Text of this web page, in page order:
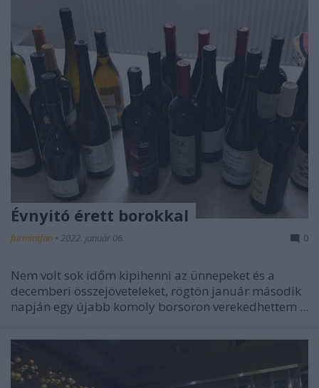
Évnyitó érett borokkal
furmintfan • 2022. január 06. 0
Nem volt sok időm kipihenni az ünnepeket és a
decemberi összejöveteleket, rögtön január második
napján egy újabb komoly borsoron verekedhettem ...